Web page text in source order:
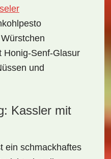
Senf-Glasur
und
Kassler mit
ein schmackhaftes